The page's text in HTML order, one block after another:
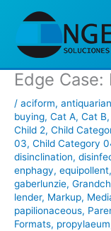
Edge
/ aciform,
buying, Cat A, Cat B,
Child 2, Child
03, Child Category
disinclination,
enphagy, equipollent,
gaberlunzie,
lender, Markup,
papilionaceous,
Formats, propylaeum